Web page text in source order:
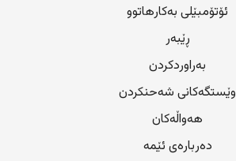
ئۆتۆمبێلی بەکارهاتوو
ڕێبەر
بەراوردکردن
وێستگەکانی شەحنکردن
هەواڵەکان
دەربارەی ئێمە